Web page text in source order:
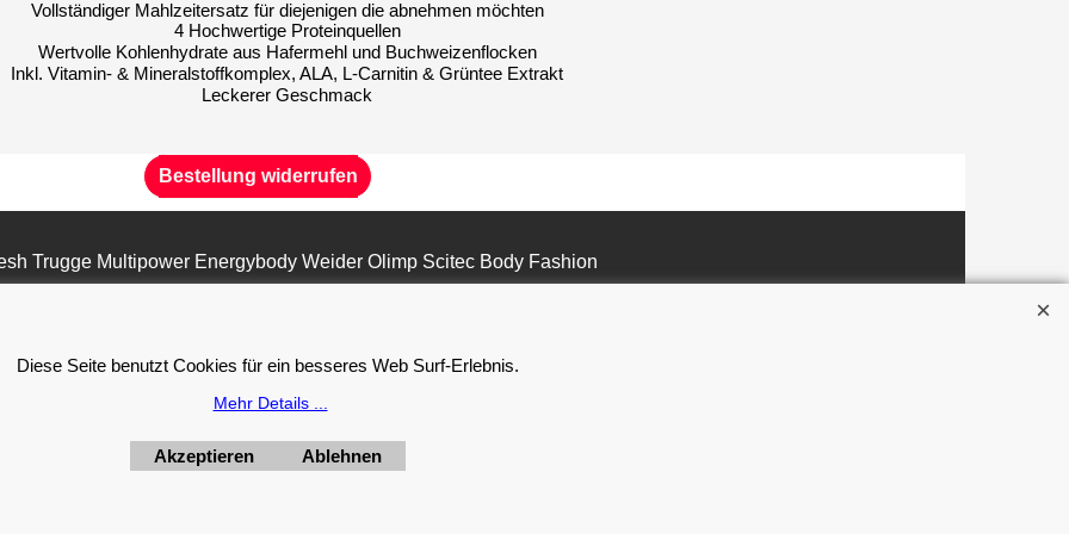
Vollständiger Mahlzeitersatz für diejenigen die abnehmen möchten
4 Hochwertige Proteinquellen
Wertvolle Kohlenhydrate aus Hafermehl und Buchweizenflocken
Inkl. Vitamin- & Mineralstoffkomplex, ALA, L-Carnitin & Grüntee Extrakt
Leckerer Geschmack
Bestellung widerrufen
Trugge Multipower Energybody Weider Olimp Scitec Body Fashion
Diese Seite benutzt Cookies für ein besseres Web Surf-Erlebnis.
Mehr Details ...
Akzeptieren Ablehnen